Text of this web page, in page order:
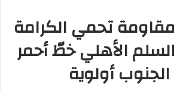
تحمي الكرامة
الأهلي خطّ أحمر
أولوية